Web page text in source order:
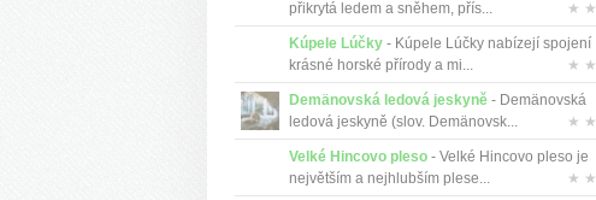
přikrytá ledem a sněhem, přís...
★ ★
Kúpele Lúčky - Kúpele Lúčky nabízejí spojení
krásné horské přírody a mi...
★ ★
Demänovská ledová jeskyně - Demänovská
ledová jeskyně (slov. Demänovsk...
★ ★
Velké Hincovo pleso - Velké Hincovo pleso je
největším a nejhlubším plese...
★ ★